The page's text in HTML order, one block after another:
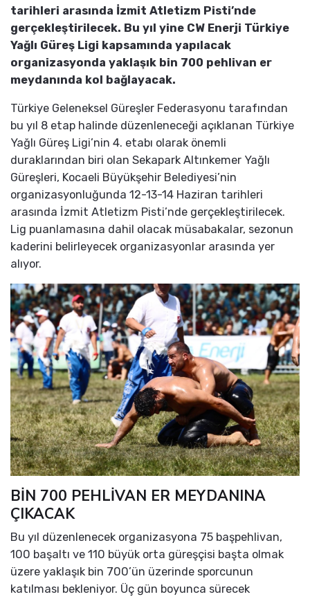
tarihleri arasında İzmit Atletizm Pisti’nde
gerçekleştirilecek. Bu yıl yine CW Enerji Türkiye
Yağlı Güreş Ligi kapsamında yapılacak
organizasyonda yaklaşık bin 700 pehlivan er
meydanında kol bağlayacak.
Türkiye Geleneksel Güreşler Federasyonu tarafından
bu yıl 8 etap halinde düzenleneceği açıklanan Türkiye
Yağlı Güreş Ligi’nin 4. etabı olarak önemli
duraklarından biri olan Sekapark Altınkemer Yağlı
Güreşleri, Kocaeli Büyükşehir Belediyesi’nin
organizasyonluğunda 12-13-14 Haziran tarihleri
arasında İzmit Atletizm Pisti’nde gerçekleştirilecek.
Lig puanlamasına dahil olacak müsabakalar, sezonun
kaderini belirleyecek organizasyonlar arasında yer
alıyor.
BİN 700 PEHLİVAN ER MEYDANINA
ÇIKACAK
Bu yıl düzenlenecek organizasyona 75 başpehlivan,
100 başaltı ve 110 büyük orta güreşçisi başta olmak
üzere yaklaşık bin 700’ün üzerinde sporcunun
katılması bekleniyor. Üç gün boyunca sürecek